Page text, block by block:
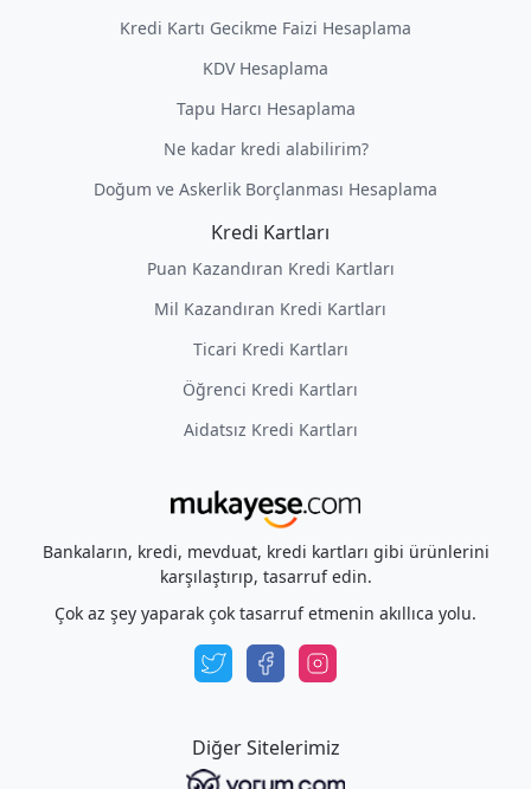
Kredi Kartı Gecikme Faizi Hesaplama
KDV Hesaplama
Tapu Harcı Hesaplama
Ne kadar kredi alabilirim?
Doğum ve Askerlik Borçlanması Hesaplama
Kredi Kartları
Puan Kazandıran Kredi Kartları
Mil Kazandıran Kredi Kartları
Ticari Kredi Kartları
Öğrenci Kredi Kartları
Aidatsız Kredi Kartları
Bankaların, kredi, mevduat, kredi kartları gibi ürünlerini
karşılaştırıp, tasarruf edin.
Çok az şey yaparak çok tasarruf etmenin akıllıca yolu.
Diğer Sitelerimiz